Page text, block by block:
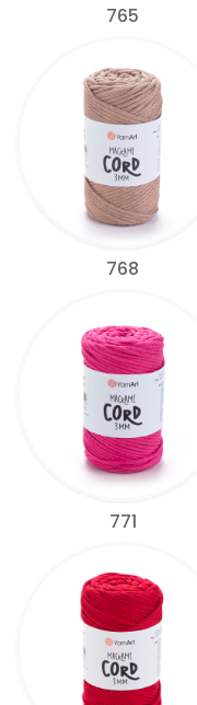
765
768
771